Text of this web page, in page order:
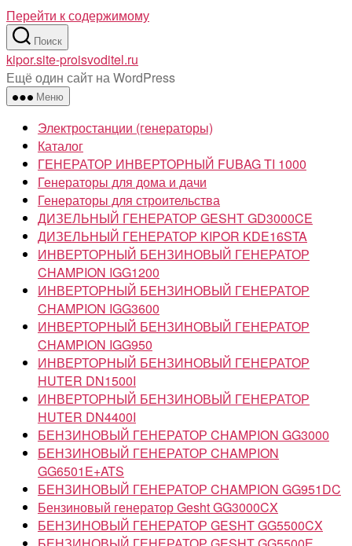
Перейти к содержимому
Поиск
kipor.site-proisvoditel.ru
Ещё один сайт на WordPress
Меню
Электростанции (генераторы)
Каталог
ГЕНЕРАТОР ИНВЕРТОРНЫЙ FUBAG TI 1000
Генераторы для дома и дачи
Генераторы для строительства
ДИЗЕЛЬНЫЙ ГЕНЕРАТОР GESHT GD3000CE
ДИЗЕЛЬНЫЙ ГЕНЕРАТОР KIPOR KDE16STA
ИНВЕРТОРНЫЙ БЕНЗИНОВЫЙ ГЕНЕРАТОР
CHAMPION IGG1200
ИНВЕРТОРНЫЙ БЕНЗИНОВЫЙ ГЕНЕРАТОР
CHAMPION IGG3600
ИНВЕРТОРНЫЙ БЕНЗИНОВЫЙ ГЕНЕРАТОР
CHAMPION IGG950
ИНВЕРТОРНЫЙ БЕНЗИНОВЫЙ ГЕНЕРАТОР
HUTER DN1500I
ИНВЕРТОРНЫЙ БЕНЗИНОВЫЙ ГЕНЕРАТОР
HUTER DN4400I
БЕНЗИНОВЫЙ ГЕНЕРАТОР CHAMPION GG3000
БЕНЗИНОВЫЙ ГЕНЕРАТОР CHAMPION
GG6501E+ATS
БЕНЗИНОВЫЙ ГЕНЕРАТОР CHAMPION GG951DC
Бензиновый генератор Gesht GG3000CX
БЕНЗИНОВЫЙ ГЕНЕРАТОР GESHT GG5500CX